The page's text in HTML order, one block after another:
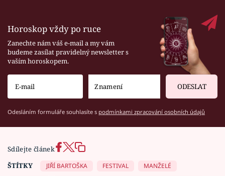
Horoskop vždy po ruce
Zanechte nám váš e-mail a my vám
budeme zasílat pravidelný newsletter s
vaším horoskopem.
ODESLAT
Odesláním formuláře souhlasíte s podmínkami zpracování osobních údajů
Sdílejte článek
ŠTÍTKY
JIŘÍ BARTOŠKA FESTIVAL
MANŽELÉ